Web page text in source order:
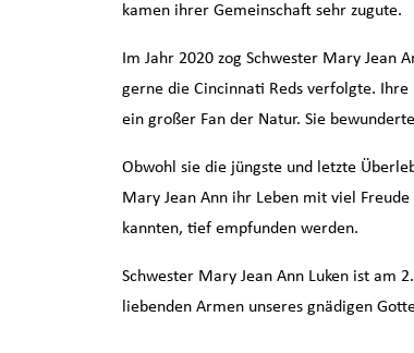
kamen ihrer Gemeinschaft sehr zugute.
Im Jahr 2020 zog Schwester Mary Jean
gerne die Cincinnati Reds verfolgte.
ein großer Fan der Natur. Sie
Obwohl sie die jüngste und letzte
Mary Jean Ann ihr Leben mit viel
kannten, tief empfunden werden.
Schwester Mary Jean Ann Luken ist am
liebenden Armen unseres gnädigen